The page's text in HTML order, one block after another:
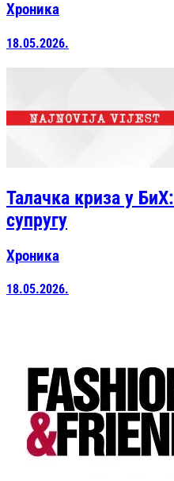
Хроника
18.05.2026.
Талачка криза у
супругу
Хроника
18.05.2026.